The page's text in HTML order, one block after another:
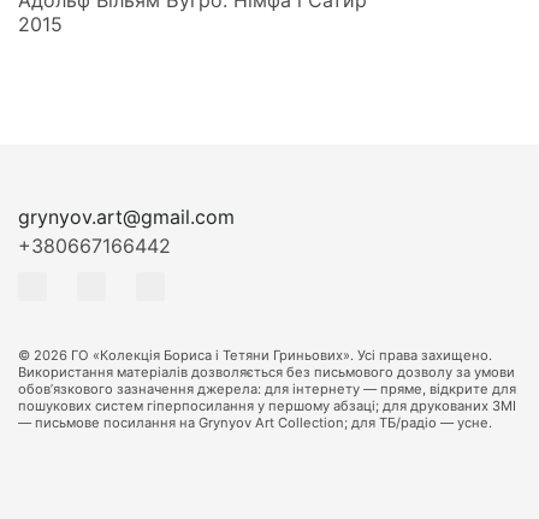
2015
grynyov.art@gmail.com
+380667166442
© 2026 ГО «Колекція Бориса і Тетяни Гриньових». Усі права захищено.
Використання матеріалів дозволяється без письмового дозволу за умови
обов’язкового зазначення джерела: для інтернету — пряме, відкрите для
пошукових систем гіперпосилання у першому абзаці; для друкованих ЗМІ
— письмове посилання на Grynyov Art Collection; для ТБ/радіо — усне.